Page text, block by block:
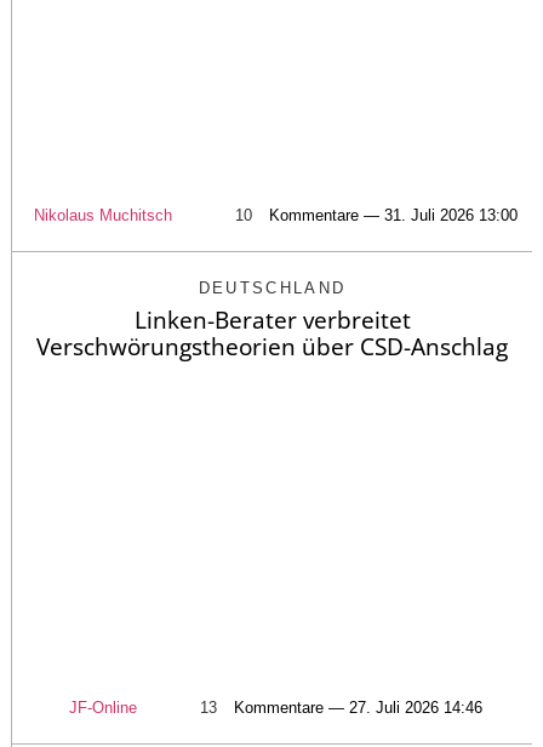
Nikolaus Muchitsch 10 Kommentare — 31. Juli 2026 13:00
DEUTSCHLAND
Linken-Berater verbreitet
Verschwörungstheorien über CSD-Anschlag
JF-Online 13 Kommentare — 27. Juli 2026 14:46